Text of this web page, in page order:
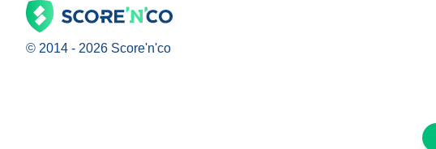
© 2014 - 2026 Score'n'co